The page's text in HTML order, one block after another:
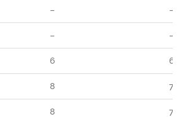
– –
– –
6 60
8 70
8 70